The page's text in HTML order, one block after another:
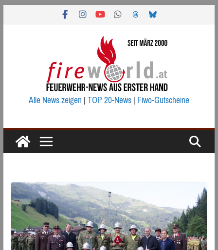
Alle News zeigen|TOP 20-News|Fiwo-Gutscheine